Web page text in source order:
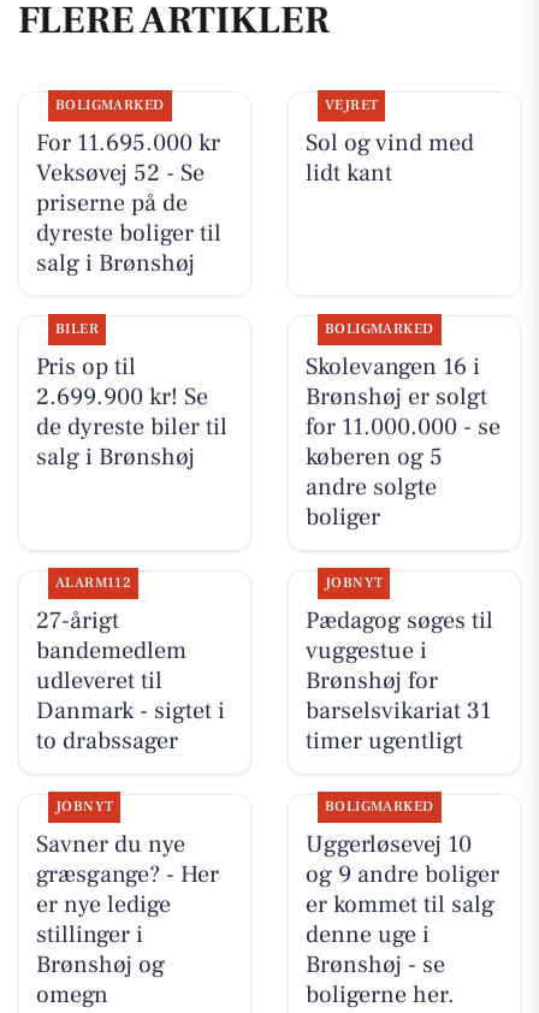
FLERE ARTIKLER
BOLIGMARKED
For 11.695.000 kr
Veksøvej 52 - Se
priserne på de
dyreste boliger til
salg i Brønshøj
VEJRET
Sol og vind med
lidt kant
BILER
Pris op til
2.699.900 kr! Se
de dyreste biler til
salg i Brønshøj
BOLIGMARKED
Skolevangen 16 i
Brønshøj er solgt
for 11.000.000 - se
køberen og 5
andre solgte
boliger
ALARM112
27-årigt
bandemedlem
udleveret til
Danmark - sigtet i
to drabssager
JOBNYT
Pædagog søges til
vuggestue i
Brønshøj for
barselsvikariat 31
timer ugentligt
JOBNYT
Savner du nye
græsgange? - Her
er nye ledige
stillinger i
Brønshøj og
omegn
BOLIGMARKED
Uggerløsevej 10
og 9 andre boliger
er kommet til salg
denne uge i
Brønshøj - se
boligerne her.